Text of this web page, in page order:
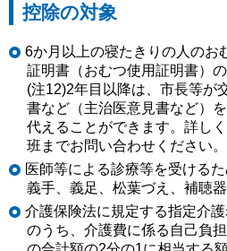
控除の対象
6か月以上の寝たきりの人のお
証明書（おむつ使用証明書）
(注12)2年目以降は、市長等が
書など（主治医意見書など）
代えることができます。詳し
班までお問い合わせください。
医師等による診療等を受ける
義手、義足、松葉づえ、補聴
介護保険法に規定する指定介
のうち、介護費に係る自己負